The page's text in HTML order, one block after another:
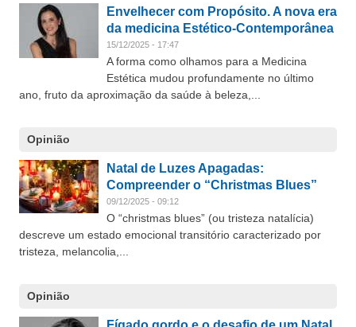
Envelhecer com Propósito. A nova era
da medicina Estético-Contemporânea
15/12/2025 - 17:47
A forma como olhamos para a Medicina
Estética mudou profundamente no último
ano, fruto da aproximação da saúde à beleza,...
Opinião
Natal de Luzes Apagadas:
Compreender o “Christmas Blues”
09/12/2025 - 09:12
O “christmas blues” (ou tristeza natalícia)
descreve um estado emocional transitório caracterizado por
tristeza, melancolia,...
Opinião